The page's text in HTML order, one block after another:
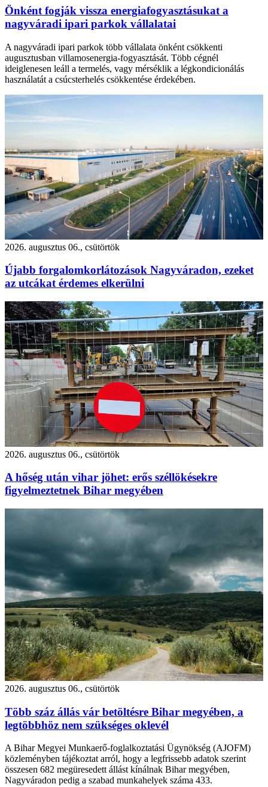
Önként fogják vissza energiafogyasztásukat a
nagyváradi ipari parkok vállalatai
A nagyváradi ipari parkok több vállalata önként csökkenti
augusztusban villamosenergia-fogyasztását. Több cégnél
ideiglenesen leáll a termelés, vagy mérséklik a légkondicionálás
használatát a csúcsterhelés csökkentése érdekében.
2026. augusztus 06., csütörtök
Újabb forgalomkorlátozások Nagyváradon, ezeket
az utcákat érdemes elkerülni
2026. augusztus 06., csütörtök
A hőség után vihar jöhet: erős széllökésekre
figyelmeztetnek Bihar megyében
2026. augusztus 06., csütörtök
Több száz állás vár betöltésre Bihar megyében, a
legtöbbhöz nem szükséges oklevél
A Bihar Megyei Munkaerő-foglalkoztatási Ügynökség (AJOFM)
közleményben tájékoztat arról, hogy a legfrissebb adatok szerint
összesen 682 megüresedett állást kínálnak Bihar megyében,
Nagyváradon pedig a szabad munkahelyek száma 433.